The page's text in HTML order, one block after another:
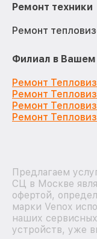
Ремонт техники
Ремонт
Филиал в Вашем
Ремонт
Ремонт
Ремонт
Ремонт
Предлагаем
СЦ в Москве
офертой,
марки Venox
наших
устройств, уже